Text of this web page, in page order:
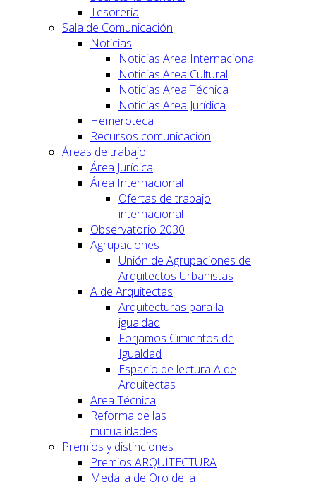
Tesorería
Sala de Comunicación
Noticias
Noticias Area Internacional
Noticias Area Cultural
Noticias Area Técnica
Noticias Area Jurídica
Hemeroteca
Recursos comunicación
Áreas de trabajo
Área Jurídica
Área Internacional
Ofertas de trabajo
internacional
Observatorio 2030
Agrupaciones
Unión de Agrupaciones de
Arquitectos Urbanistas
A de Arquitectas
Arquitecturas para la
igualdad
Forjamos Cimientos de
Igualdad
Espacio de lectura A de
Arquitectas
Area Técnica
Reforma de las
mutualidades
Premios y distinciones
Premios ARQUITECTURA
Medalla de Oro de la